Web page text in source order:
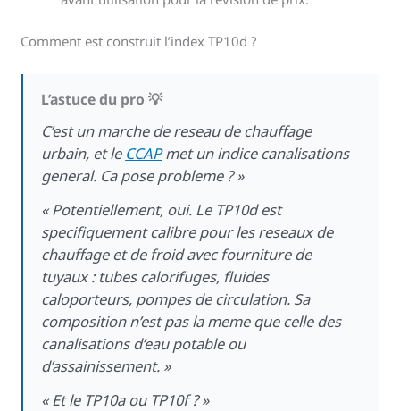
Comment est construit l’index TP10d ?
L’astuce du pro 💡
C’est un marche de reseau de chauffage
urbain, et le CCAPmet un indice canalisations
general. Ca pose probleme ? »
« Potentiellement, oui. Le TP10d est
specifiquement calibre pour les reseaux de
chauffage et de froid avec fourniture de
tuyaux : tubes calorifuges, fluides
caloporteurs, pompes de circulation. Sa
composition n’est pas la meme que celle des
canalisations d’eau potable ou
d’assainissement. »
« Et le TP10a ou TP10f ? »